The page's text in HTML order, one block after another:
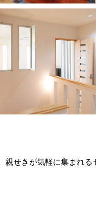
せきが気軽に集まれる